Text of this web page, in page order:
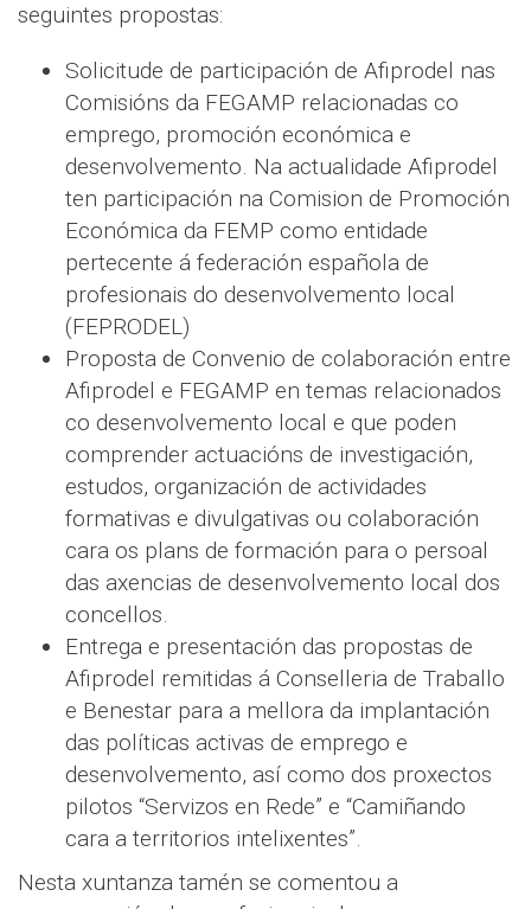
seguintes propostas:
Solicitude de participación de Afiprodel nas
Comisións da FEGAMP relacionadas co
emprego, promoción económica e
desenvolvemento. Na actualidade Afiprodel
ten participación na Comision de Promoción
Económica da FEMP como entidade
pertecente á federación española de
profesionais do desenvolvemento local
(FEPRODEL)
Proposta de Convenio de colaboración entre
Afiprodel e FEGAMP en temas relacionados
co desenvolvemento local e que poden
comprender actuacións de investigación,
estudos, organización de actividades
formativas e divulgativas ou colaboración
cara os plans de formación para o persoal
das axencias de desenvolvemento local dos
concellos.
Entrega e presentación das propostas de
Afiprodel remitidas á Conselleria de Traballo
e Benestar para a mellora da implantación
das políticas activas de emprego e
desenvolvemento, así como dos proxectos
pilotos “Servizos en Rede” e “Camiñando
cara a territorios intelixentes”.
Nesta xuntanza tamén se comentou a